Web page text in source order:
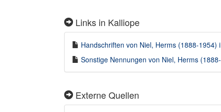
Links in Kalliope
Handschriften von Niel, Herms (1888-1954)
Sonstige Nennungen von Niel, Herms
Externe Quellen